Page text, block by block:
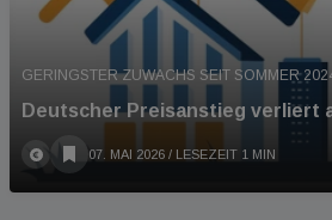
GERINGSTER ZUWACHS SEIT SOMMER
Deutscher Preisanstieg verliert
07. MAI 2026 / LESEZEIT 1 MIN